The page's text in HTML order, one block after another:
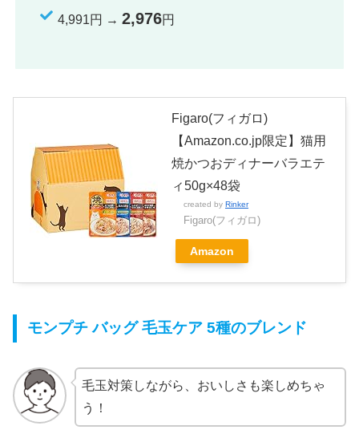
4,991円 →2,976円
Figaro(フィガロ)
【Amazon.co.jp限定】猫用
焼かつおディナーバラエテ
ィ50g×48袋
created by Rinker
Figaro(フィガロ)
Amazon
モンプチ バッグ 毛玉ケア 5種のブレンド
毛玉対策しながら、おいしさも楽しめちゃ
う！